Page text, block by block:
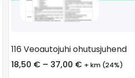
116 Veoautojuhi ohutusjuhend
18,50 € – 37,00 € + km (24%)